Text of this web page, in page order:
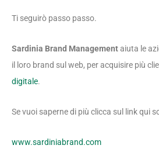
Ti seguirò passo passo.
Sardinia Brand Managementaiuta le
il loro brand sul web, per acquisire più
digitale.
Se vuoi saperne di più clicca sul link qui
www.sardiniabrand.com